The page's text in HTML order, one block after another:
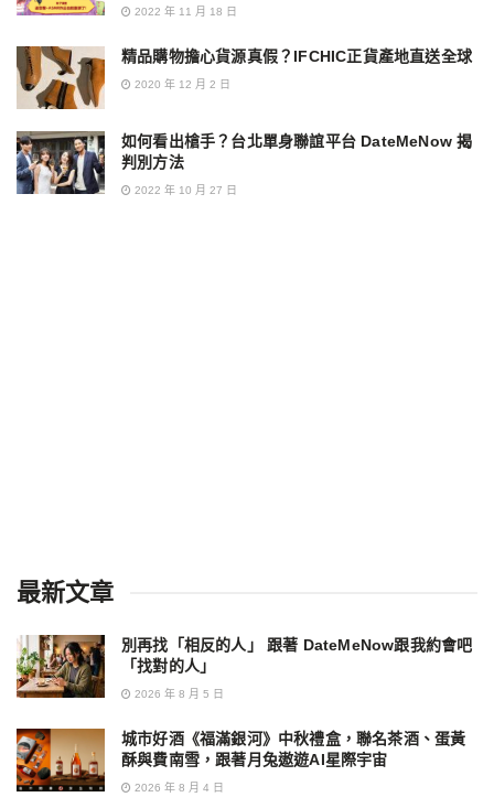
2022 年 11 月 18 日
精品購物擔心貨源真假？IFCHIC正貨產地直送全球
2020 年 12 月 2 日
如何看出槍手？台北單身聯誼平台 DateMeNow 揭
判別方法
2022 年 10 月 27 日
最新文章
別再找「相反的人」 跟著 DateMeNow跟我約會吧
「找對的人」
2026 年 8 月 5 日
城市好酒《福滿銀河》中秋禮盒，聯名茶酒、蛋黃
酥與費南雪，跟著月兔遨遊AI星際宇宙
2026 年 8 月 4 日